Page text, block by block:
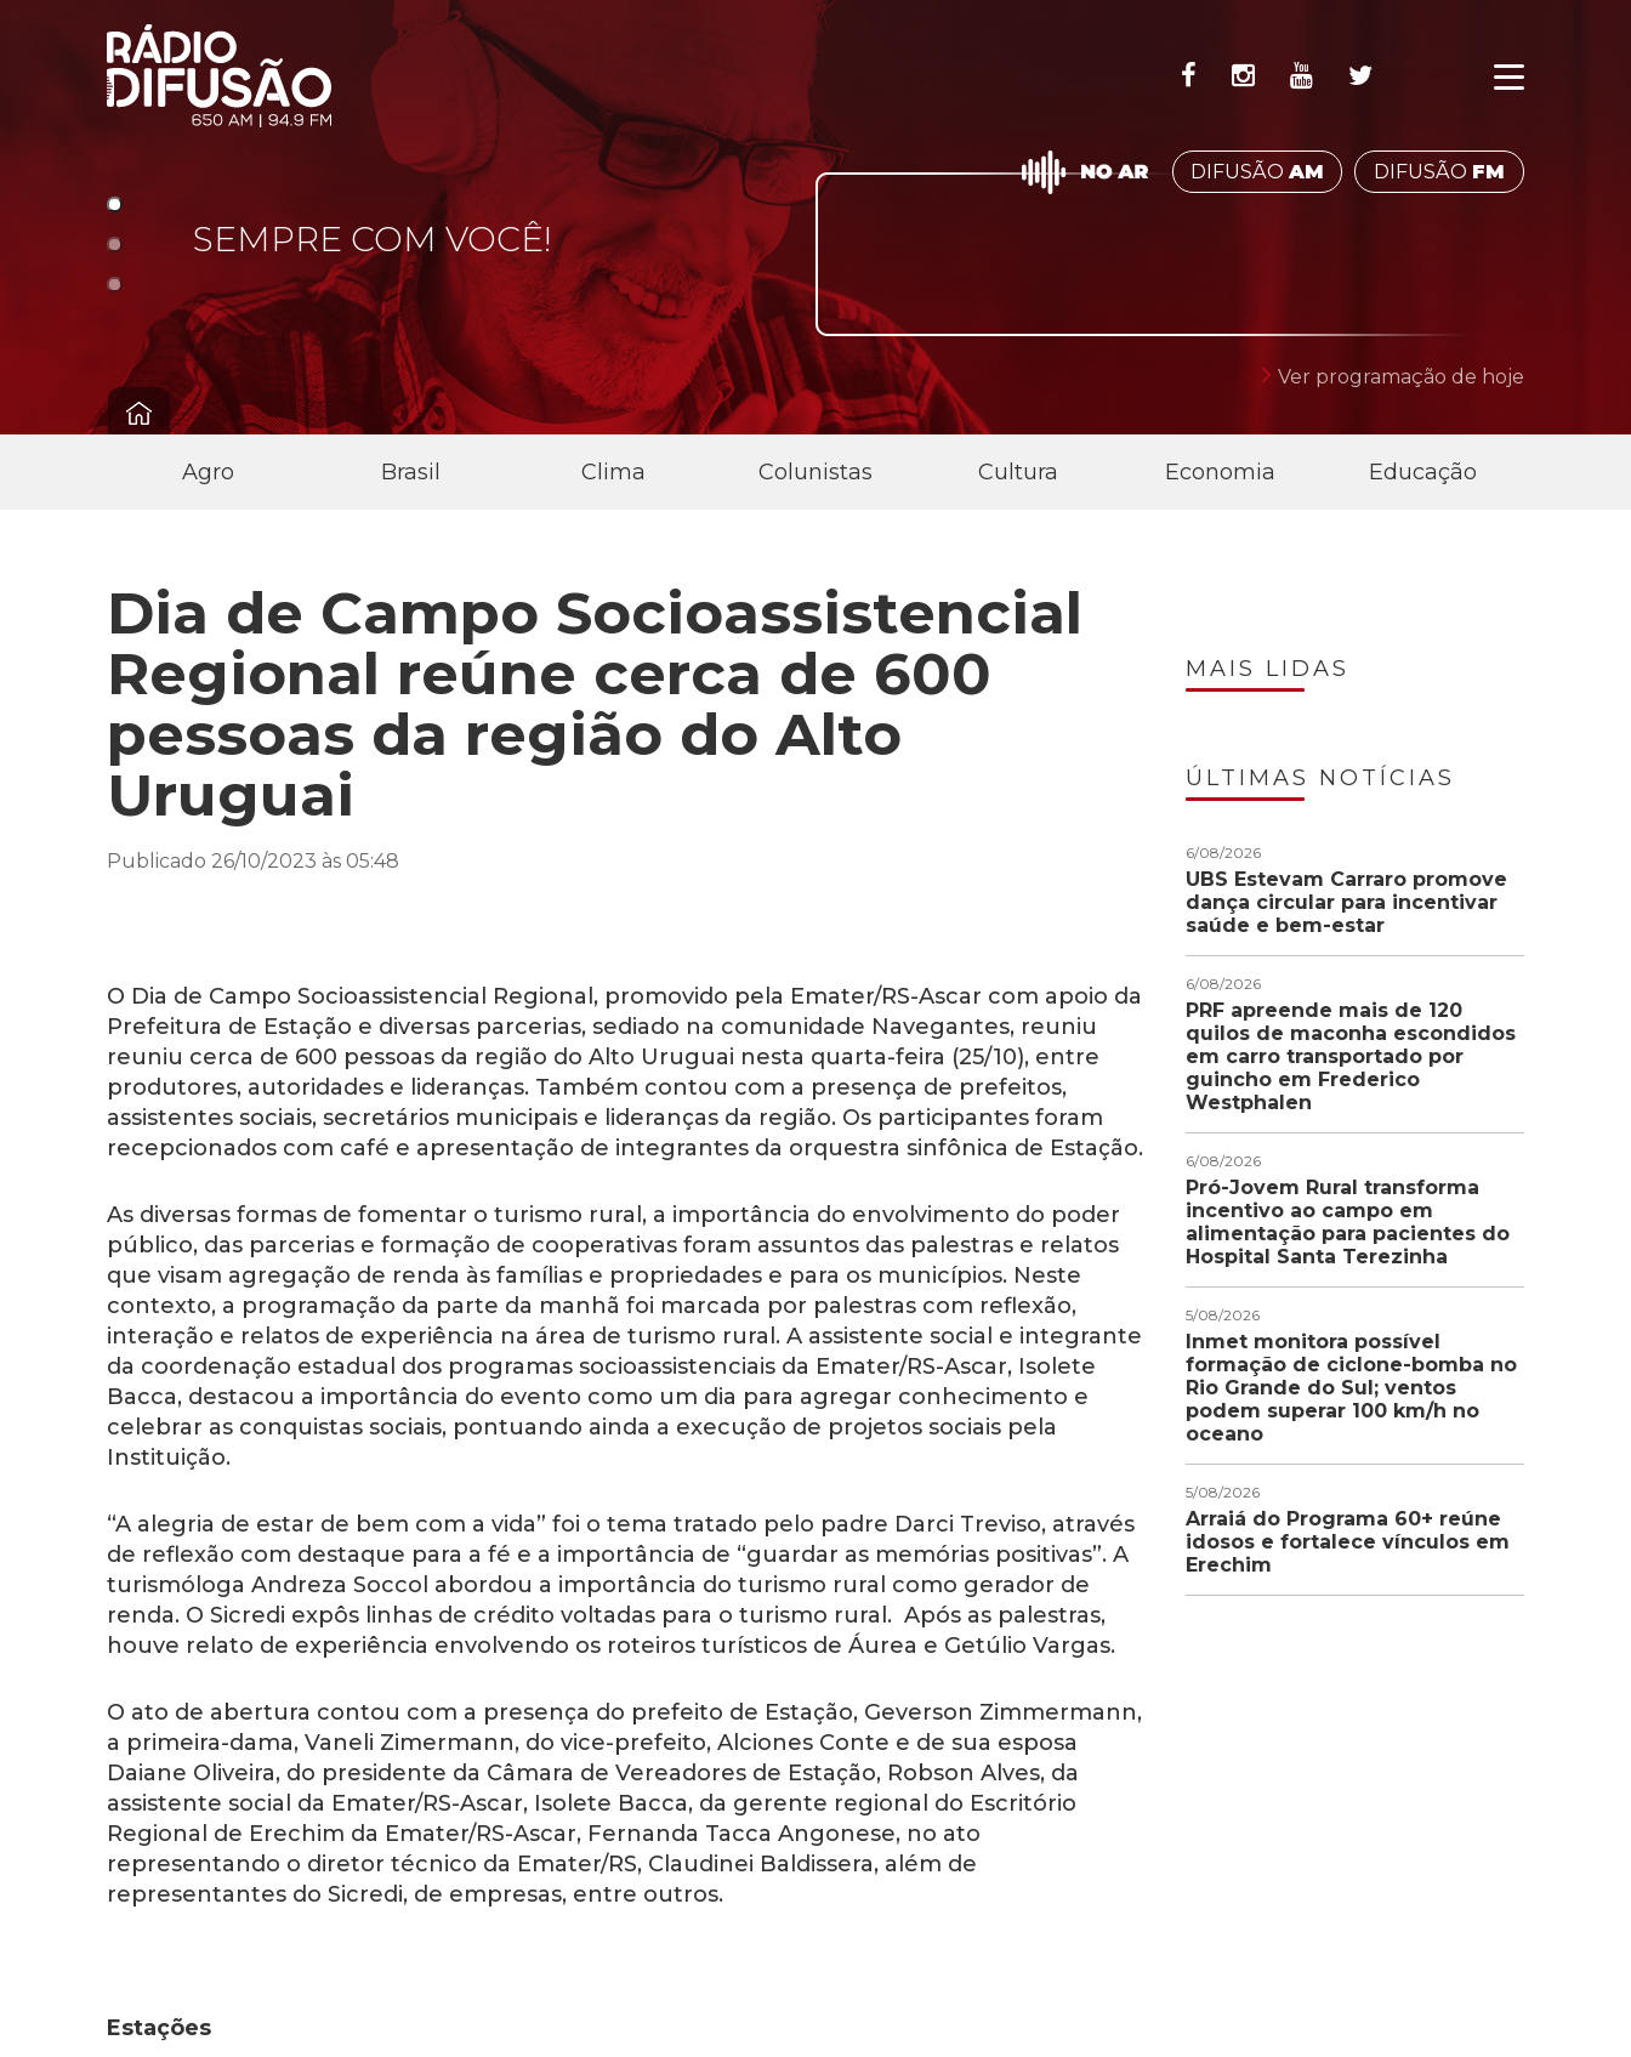
SEMPRE COM VOCÊ!
DIFUSÃOAM DIFUSÃO FM
Ver programação de hoje
Agro Brasil Clima Colunistas Cultura Economia Educação
Dia de Campo Socioassistencial
Regional reúne cerca de 600
pessoas da região do Alto
Uruguai
Publicado 26/10/2023 às 05:48
O Dia de Campo Socioassistencial Regional, promovido pela Emater/RS-Ascar com apoio da
Prefeitura de Estação e diversas parcerias, sediado na comunidade Navegantes, reuniu
reuniu cerca de 600 pessoas da região do Alto Uruguai nesta quarta-feira (25/10), entre
produtores, autoridades e lideranças. Também contou com a presença de prefeitos,
assistentes sociais, secretários municipais e lideranças da região. Os participantes foram
recepcionados com café e apresentação de integrantes da orquestra sinfônica de Estação.
As diversas formas de fomentar o turismo rural, a importância do envolvimento do poder
público, das parcerias e formação de cooperativas foram assuntos das palestras e relatos
que visam agregação de renda às famílias e propriedades e para os municípios. Neste
contexto, a programação da parte da manhã foi marcada por palestras com reflexão,
interação e relatos de experiência na área de turismo rural. A assistente social e integrante
da coordenação estadual dos programas socioassistenciais da Emater/RS-Ascar, Isolete
Bacca, destacou a importância do evento como um dia para agregar conhecimento e
celebrar as conquistas sociais, pontuando ainda a execução de projetos sociais pela
Instituição.
“A alegria de estar de bem com a vida” foi o tema tratado pelo padre Darci Treviso, através
de reflexão com destaque para a fé e a importância de “guardar as memórias positivas”. A
turismóloga Andreza Soccol abordou a importância do turismo rural como gerador de
renda. O Sicredi expôs linhas de crédito voltadas para o turismo rural. Após as palestras,
houve relato de experiência envolvendo os roteiros turísticos de Áurea e Getúlio Vargas.
O ato de abertura contou com a presença do prefeito de Estação, Geverson Zimmermann,
a primeira-dama, Vaneli Zimermann, do vice-prefeito, Alciones Conte e de sua esposa
Daiane Oliveira, do presidente da Câmara de Vereadores de Estação, Robson Alves, da
assistente social da Emater/RS-Ascar, Isolete Bacca, da gerente regional do Escritório
Regional de Erechim da Emater/RS-Ascar, Fernanda Tacca Angonese, no ato
representando o diretor técnico da Emater/RS, Claudinei Baldissera, além de
representantes do Sicredi, de empresas, entre outros.
Estações
MAIS LIDAS
ÚLTIMAS NOTÍCIAS
6/08/2026
UBS Estevam Carraro promove
dança circular para incentivar
saúde e bem-estar
6/08/2026
PRF apreende mais de 120
quilos de maconha escondidos
em carro transportado por
guincho em Frederico
Westphalen
6/08/2026
Pró-Jovem Rural transforma
incentivo ao campo em
alimentação para pacientes do
Hospital Santa Terezinha
5/08/2026
Inmet monitora possível
formação de ciclone-bomba no
Rio Grande do Sul; ventos
podem superar 100 km/h no
oceano
5/08/2026
Arraiá do Programa 60+ reúne
idosos e fortalece vínculos em
Erechim